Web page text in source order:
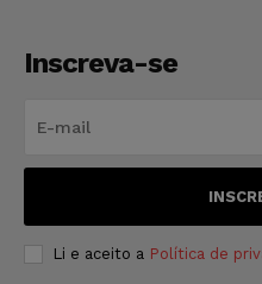
Inscreva-se
Li e aceito a Política de